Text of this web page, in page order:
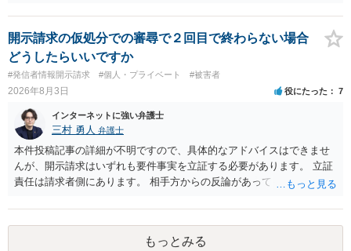
開示請求の仮処分での審尋で２回目で終わらない場合
どうしたらいいですか
#発信者情報開示請求 #個人・プライベート #被害者
2026年8月3日 役にたった 7
インターネットに強い弁護士
三村 勇人 弁護士
本件投稿記事の詳細が不明ですので、具体的なアドバイスはできませ
んが、開示請求はいずれも要件事実を立証する必要があります。 立証
責任は請求者側にあります。 相手方からの反論があっても、裁判官が
方が口頭で反論したのは、仮処分は迅速性が要求されるためです。 書
面での反論となれば、より遅延する可能性がございます。 また、本件
はXのため、APのIPアドレスの保存期間の問題もございます。 開示請
もっとみる